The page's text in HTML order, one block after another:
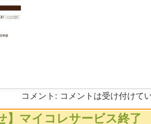
コメント: コメントは受け付けて
】マイコレサービス終了